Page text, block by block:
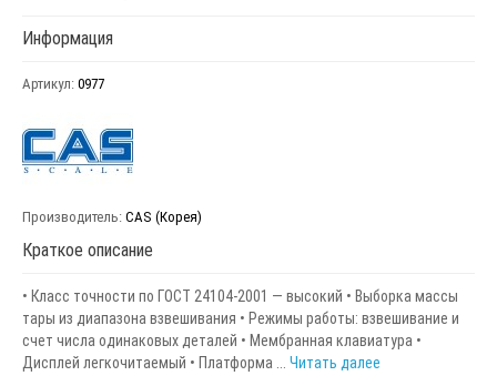
Информация
Артикул: 0977
Производитель: CAS (Корея)
Краткое описание
• Класс точности по ГОСТ 24104-2001 — высокий • Выборка массы
тары из диапазона взвешивания • Режимы работы: взвешивание и
счет числа одинаковых деталей • Мембранная клавиатура •
Дисплей легкочитаемый • Платформа ... Читать далее